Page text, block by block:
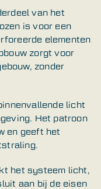
van het
is voor een
elementen
zorgt voor
zonder
licht
Het patroon
en geeft het
het systeem licht,
aan bij de eisen